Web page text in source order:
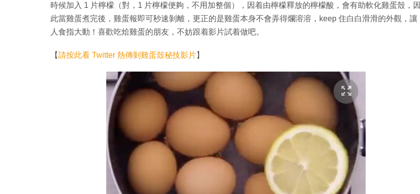
時候加入 1 片檸檬（對，1 片檸檬便夠，不用加整個），因着由檸檬釋放的檸檬酸，會有助軟化雞蛋殼，因
此當雞蛋煮完後，雞蛋報即可秒速剝離，更正的是雞蛋本身不會弄得爛溶溶，keep 住白白滑滑的外觀，讓
人食指大動！喜歡吃烚雞蛋的朋友，不妨跟着影片試着做吧。
【請按此看 Twitter 熱傳剝雞蛋殼秘技影片】